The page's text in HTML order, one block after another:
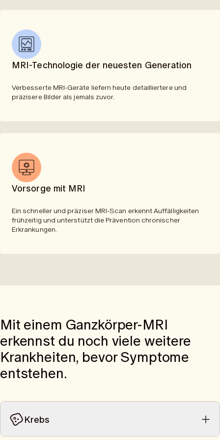
MRI-Technologie der neuesten Generation
Verbesserte MRI-Geräte liefern heute detailliertere und
präzisere Bilder als jemals zuvor.
Vorsorge mit MRI
Ein schneller und präziser MRI-Scan erkennt Auffälligkeiten
frühzeitig und unterstützt die Prävention chronischer
Erkrankungen.
Mit einem Ganzkörper-MRI
erkennst du noch viele weitere
Krankheiten, bevor Symptome
entstehen.
Krebs